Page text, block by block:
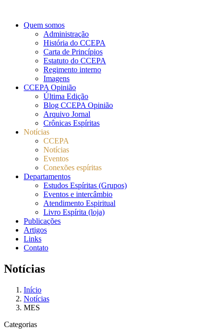
Quem somos
Administração
História do CCEPA
Carta de Princípios
Estatuto do CCEPA
Regimento interno
Imagens
CCEPA Opinião
Última Edição
Blog CCEPA Opinião
Arquivo Jornal
Crônicas Espíritas
Notícias
CCEPA
Notícias
Eventos
Conexões espíritas
Departamentos
Estudos Espíritas (Grupos)
Eventos e intercâmbio
Atendimento Espiritual
Livro Espírita (loja)
Publicações
Artigos
Links
Contato
Notícias
Início
Notícias
MES
Categorias